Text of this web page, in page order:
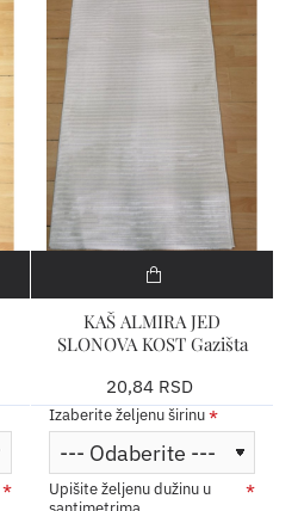
KAŠ ALMIRA JED
SLONOVA KOST Gazišta
20,84 RSD
Izaberite željenu širinu
Upišite željenu dužinu u